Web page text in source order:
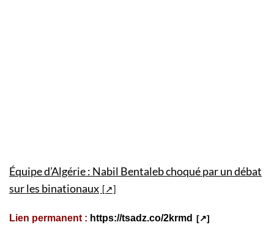
Équipe d’Algérie : Nabil Bentaleb choqué par un débat
sur les binationaux
Lien permanent : https://tsadz.co/2krmd